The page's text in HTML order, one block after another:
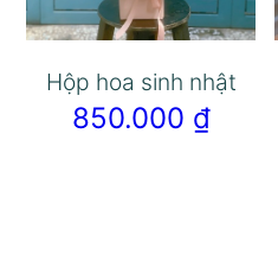
Hộp hoa sinh nhật
850.000 ₫